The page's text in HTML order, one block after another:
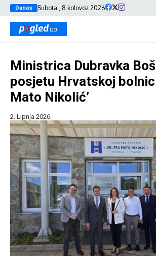
Danas Subota , 8 kolovoz 2026
Ministrica Dubravka
posjetu Hrvatskoj
Mato Nikolić’
2. Lipnja 2026.